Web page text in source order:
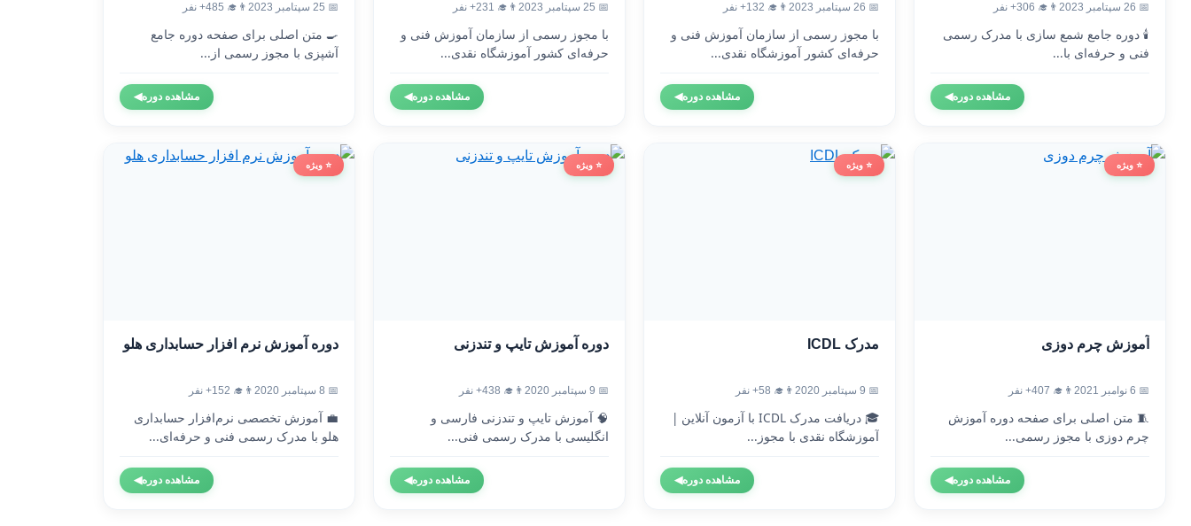
📅 26 سپتامبر 2023 👨‍🎓 306+ نفر
🕯️ دوره جامع شمع سازی با مدرک رسمی
فنی و حرفه‌ای با...
مشاهده دوره◀
📅 26 سپتامبر 2023 👨‍🎓 132+ نفر
با مجوز رسمی از سازمان آموزش فنی و
حرفه‌ای کشور آموزشگاه نقدی...
مشاهده دوره◀
📅 25 سپتامبر 2023 👨‍🎓 231+ نفر
با مجوز رسمی از سازمان آموزش فنی و
حرفه‌ای کشور آموزشگاه نقدی...
مشاهده دوره◀
📅 25 سپتامبر 2023 👨‍🎓 485+ نفر
🍳 متن اصلی برای صفحه دوره جامع
آشپزی با مجوز رسمی از...
مشاهده دوره◀
⭐ ویژه
آموزش چرم دوزی
📅 6 نوامبر 2021 👨‍🎓 407+ نفر
🧵 متن اصلی برای صفحه دوره آموزش
چرم دوزی با مجوز رسمی...
مشاهده دوره◀
⭐ ویژه
مدرک ICDL
📅 9 سپتامبر 2020 👨‍🎓 58+ نفر
🎓 دریافت مدرک ICDL با آزمون آنلاین |
آموزشگاه نقدی با مجوز...
مشاهده دوره◀
⭐ ویژه
دوره آموزش تایپ و تندزنی
📅 9 سپتامبر 2020 👨‍🎓 438+ نفر
🧠 آموزش تایپ و تندزنی فارسی و
انگلیسی با مدرک رسمی فنی...
مشاهده دوره◀
⭐ ویژه
دوره آموزش نرم افزار حسابداری هلو
📅 8 سپتامبر 2020 👨‍🎓 152+ نفر
💼 آموزش تخصصی نرم‌افزار حسابداری
هلو با مدرک رسمی فنی و حرفه‌ای...
مشاهده دوره◀